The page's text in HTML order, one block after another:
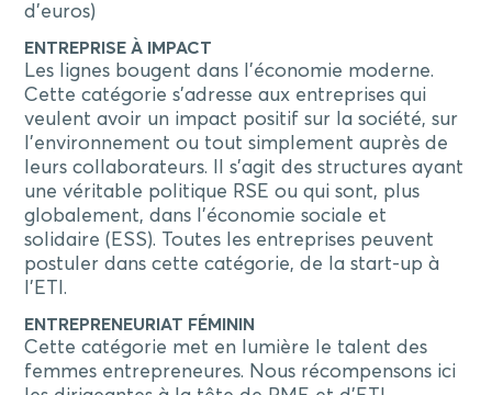
d’euros)
ENTREPRISE À IMPACT
Les lignes bougent dans l’économie moderne.
Cette catégorie s’adresse aux entreprises qui
veulent avoir un impact positif sur la société, sur
l’environnement ou tout simplement auprès de
leurs collaborateurs. Il s’agit des structures ayant
une véritable politique RSE ou qui sont, plus
globalement, dans l’économie sociale et
solidaire (ESS). Toutes les entreprises peuvent
postuler dans cette catégorie, de la start-up à
l’ETI.
ENTREPRENEURIAT FÉMININ
Cette catégorie met en lumière le talent des
femmes entrepreneures. Nous récompensons ici